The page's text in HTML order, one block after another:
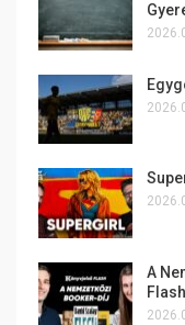
A
Flash